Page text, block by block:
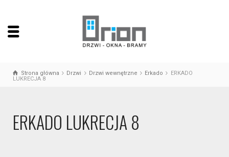
Strona główna Drzwi Drzwi wewnętrzne Erkado
ERKADO
LUKRECJA 8
ERKADO LUKRECJA 8